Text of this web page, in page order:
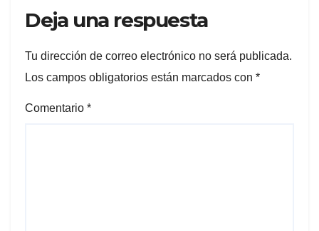
Deja una respuesta
Tu dirección de correo electrónico no será publicada.
Los campos obligatorios están marcados con *
Comentario *